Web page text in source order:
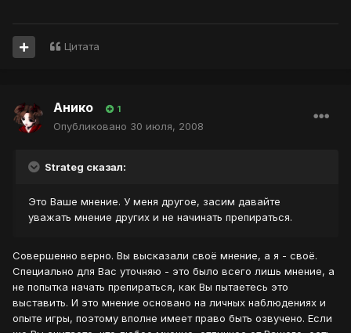
Цитата
Анико 1
Опубликовано 30 июля, 2008
Strateg сказал:
Это Ваше мнение. У меня другое, засим давайте
уважать мнение других и не начинать препираться.
Совершенно верно. Вы высказали своё мнение, а я - своё.
Специально для Вас уточняю - это было всего лишь мнение, а
не попытка начать препираться, как Вы пытаетесь это
выставить. И это мнение основано на личных наблюдениях и
опыте игры, поэтому вполне имеет право быть озвучено. Если